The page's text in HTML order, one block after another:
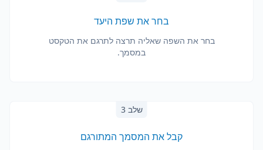
בחר את שפת היעד
בחר את השפה שאליה תרצה לתרגם את הטקסט
במסמך.
שלב 3
קבל את המסמך המתורגם